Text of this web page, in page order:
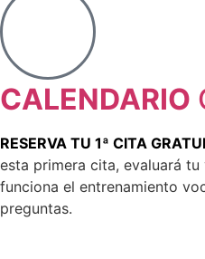
CALENDARIO
RESERVA TU 1ª CITA
esta primera cita, evaluará
funciona el entrenamiento
preguntas.